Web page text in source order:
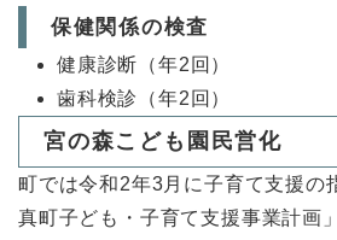
保健関係の検査
健康診断（年2回）
歯科検診（年2回）
宮の森こども園民営化
町では令和2年3月に子育て支援の
真町子ども・子育て支援事業計画